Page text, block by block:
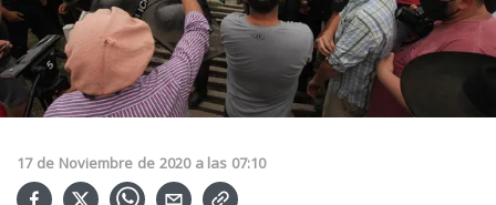
17 de Noviembre de 2020 a las 07:10